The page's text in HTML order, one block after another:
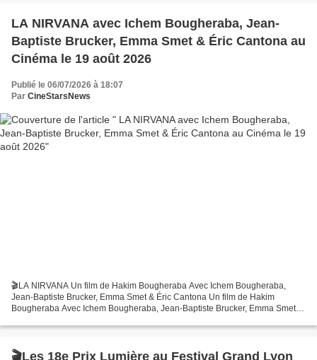
LA NIRVANA avec Ichem Bougheraba, Jean-
Baptiste Brucker, Emma Smet & Éric Cantona au
Cinéma le 19 août 2026
Publié le 06/07/2026 à 18:07
Par CineStarsNews
🎬LA NIRVANA Un film de Hakim Bougheraba Avec Ichem Bougheraba,
Jean-Baptiste Brucker, Emma Smet & Éric Cantona Un film de Hakim
Bougheraba Avec Ichem Bougheraba, Jean-Baptiste Brucker, Emma Smet &
🎬Les 18e Prix Lumière au Festival Grand Lyon